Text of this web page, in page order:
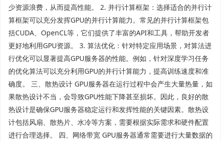
少资源浪费，从而提高性能。 2. 并行计算框架：选择适合的并行计
算框架可以充分发挥GPU的并行计算能力。常见的并行计算框架包
括CUDA、OpenCL等，它们提供了丰富的API和工具，帮助开发者
更好地利用GPU资源。 3. 算法优化：针对特定应用场景，对算法进
行优化可以显著提高GPU服务器的性能。例如，针对深度学习任务
的优化算法可以充分利用GPU的并行计算能力，提高训练速度和准
确度。 三、散热设计 GPU服务器在运行过程中会产生大量热量，如
果散热设计不当，会导致GPU性能下降甚至损坏。因此，良好的散
热设计是确保GPU服务器稳定运行和发挥性能的关键因素。散热设
计包括风扇、散热片、水冷等方案，需要根据实际需求和硬件配置
进行合理选择。 四、网络带宽 GPU服务器通常需要进行大量数据的